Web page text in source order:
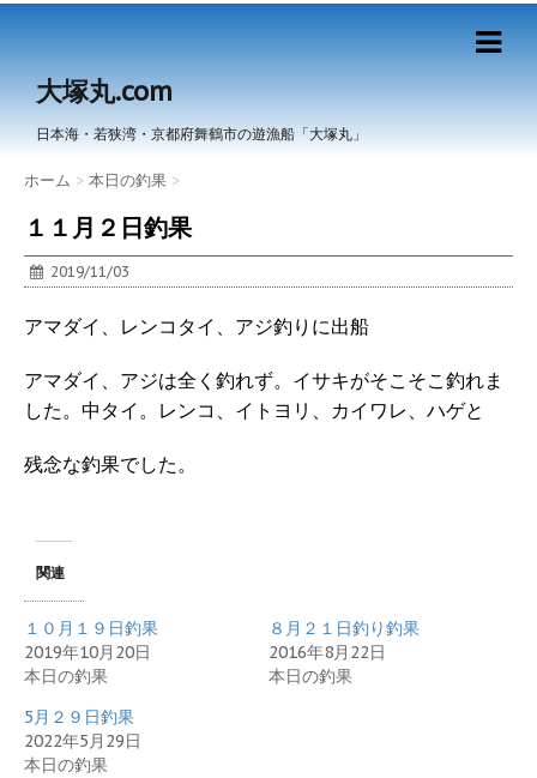
大塚丸.com
日本海・若狭湾・京都府舞鶴市の遊漁船「大塚丸」
ホーム > 本日の釣果 >
１１月２日釣果
2019/11/03
アマダイ、レンコタイ、アジ釣りに出船
アマダイ、アジは全く釣れず。イサキがそこそこ釣れま
した。中タイ。レンコ、イトヨリ、カイワレ、ハゲと
残念な釣果でした。
関連
１０月１９日釣果
2019年10月20日
本日の釣果
８月２１日釣り釣果
2016年8月22日
本日の釣果
5月２９日釣果
2022年5月29日
本日の釣果